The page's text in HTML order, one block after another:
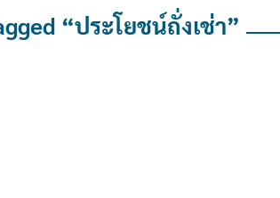
“ประโยชน์ถั่งเช่า”